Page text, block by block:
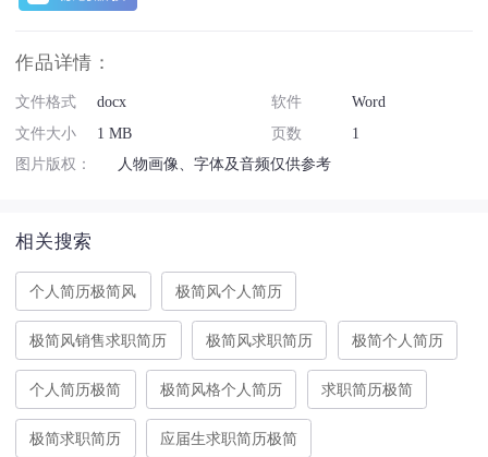
作品详情：
文件格式 docx 软件
Word
文件大小
1 MB 页数
1
图片版权：
人物画像、字体及音频仅供参考
相关搜索
个人简历极简风 极简风个人简历
极简风销售求职简历 极简风求职简历 极简个人简历
个人简历极简 极简风格个人简历 求职简历极简
极简求职简历 应届生求职简历极简